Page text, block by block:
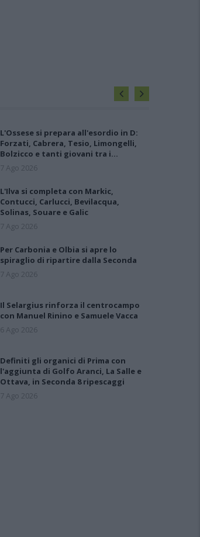
L'Ossese si prepara all'esordio in D:
Forzati, Cabrera, Tesio, Limongelli,
Bolzicco e tanti giovani tra i…
7 Ago 2026
L'Ilva si completa con Markic,
Contucci, Carlucci, Bevilacqua,
Solinas, Souare e Galic
7 Ago 2026
Per Carbonia e Olbia si apre lo
spiraglio di ripartire dalla Seconda
7 Ago 2026
Il Selargius rinforza il centrocampo
con Manuel Rinino e Samuele Vacca
6 Ago 2026
Definiti gli organici di Prima con
l'aggiunta di Golfo Aranci, La Salle e
Ottava, in Seconda 8 ripescaggi
7 Ago 2026